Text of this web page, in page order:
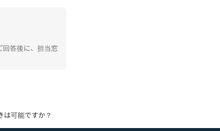
答後に、担当窓
は可能ですか？